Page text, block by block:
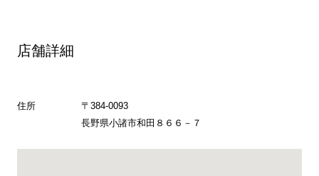
店舗詳細
住所
〒384-0093
長野県小諸市和田８６６－７